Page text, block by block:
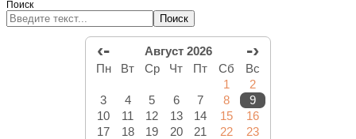
Поиск
Поиск
‹- Август 2026 -›
Пн Вт Ср Чт Пт Сб
Вс
1
2
3
4 5 6 7 8
9
10
11 12 13 14 15
16
17
18 19 20 21 22
23